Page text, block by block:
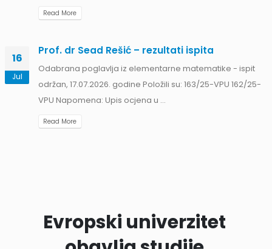
Read More
16
Jul
Prof. dr Sead Rešić – rezultati ispita
Odabrana poglavlja iz elementarne matematike - ispit
održan, 17.07.2026. godine Položili su: 163/25-VPU 162/25-
VPU Napomena: Upis ocjena u ...
Read More
Evropski univerzitet